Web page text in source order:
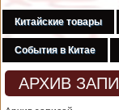
Китайские товары
События в Китае
АРХИВ